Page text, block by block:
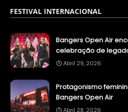
FESTIVAL INTERNACIONAL
Bangers Open Air
celebração de
Abril 29, 2026
Protagonismo
Bangers Open Air
Abril 28, 2026